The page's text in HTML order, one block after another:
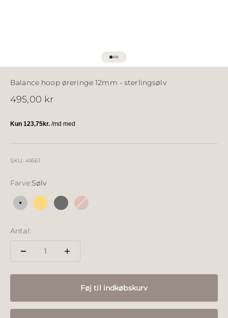
Gå til element 1
Gå til element 2
Gå til element 3
Balance hoop øreringe 12mm - sterlingsølv
Salgspris
495,00 kr
SKU: 41661
Farve:Sølv
Sølv 18k forgyldt sølv
Sølv sort ruthineret
18k rosé forgyldt
Antal:
Føj til indkøbskurv